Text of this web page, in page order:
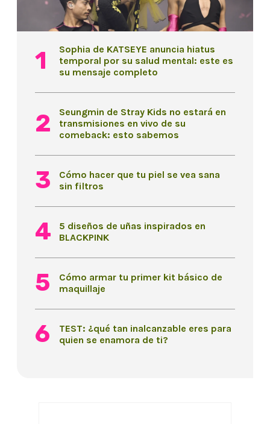
Sophia de KATSEYE anuncia hiatus
temporal por su salud mental: este es
su mensaje completo
Seungmin de Stray Kids no estará en
transmisiones en vivo de su
comeback: esto sabemos
Cómo hacer que tu piel se vea sana
sin filtros
5 diseños de uñas inspirados en
BLACKPINK
Cómo armar tu primer kit básico de
maquillaje
TEST: ¿qué tan inalcanzable eres para
quien se enamora de ti?